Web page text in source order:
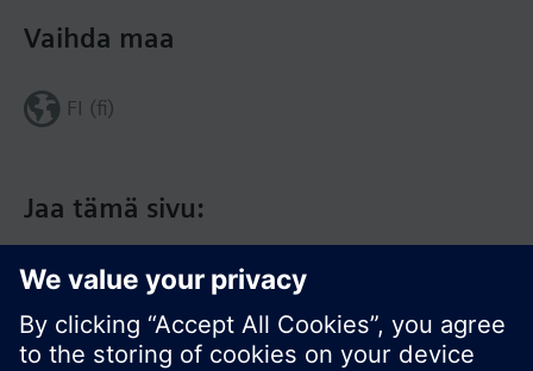
Jaa tämä sivu:
Vaihda maa
FI (fi)